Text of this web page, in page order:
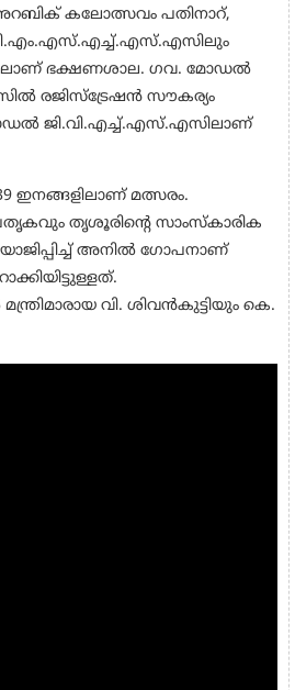
കലോത്സവം പതിനാറ്,
ഭക്ഷണശാല. ഗവ. മോഡൽ
രജിസ്‌ട്രേഷൻ സൗകര്യം
ജി.വി.എച്ച്.എസ്.എസിലാണ്
ഇനങ്ങളിലാണ് മത്സരം.
തൃശൂരിന്റെ സാംസ്‌കാരിക
അനിൽ ഗോപനാണ്
വി. ശിവൻകുട്ടിയും കെ.